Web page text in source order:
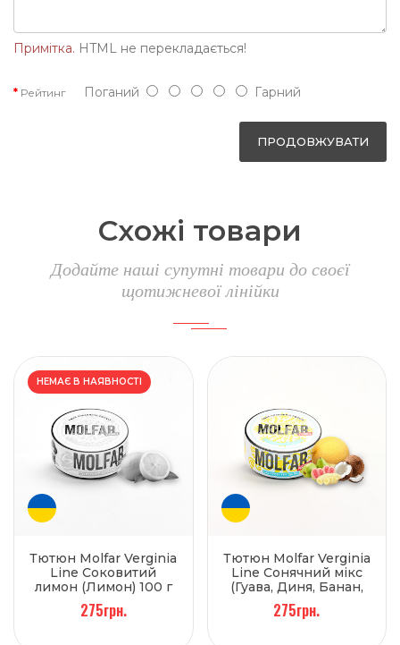
Примітка. HTML не перекладається!
Рейтинг Поганий Гарний
ПРОДОВЖУВАТИ
Схожі товари
Додайте наші супутні товари до своєї
щотижневої лінійки
НЕМАЄ В НАЯВНОСТІ
Тютюн Molfar Verginia
Line Соковитий
лимон (Лимон) 100 г
275грн.
Тютюн Molfar Verginia
Line Сонячний мікс
(Гуава, Диня, Банан,
Кокос) 100 г
275грн.